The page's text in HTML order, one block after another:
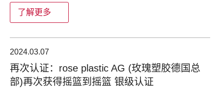
了解更多
2024.03.07
再次认证：rose plastic AG (玫瑰塑胶德国总
部)再次获得摇篮到摇篮 银级认证